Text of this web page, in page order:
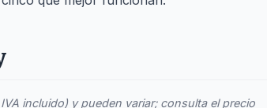
incluido) y pueden variar; consulta el precio